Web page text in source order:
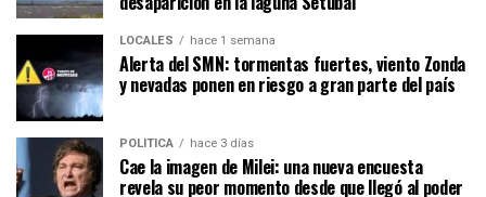
LOCALES hace 1 semana
Alerta del SMN: tormentas fuertes, viento Zonda
y nevadas ponen en riesgo a gran parte del país
POLÍTICA hace 3 días
Cae la imagen de Milei: una nueva encuesta
revela su peor momento desde que llegó al poder